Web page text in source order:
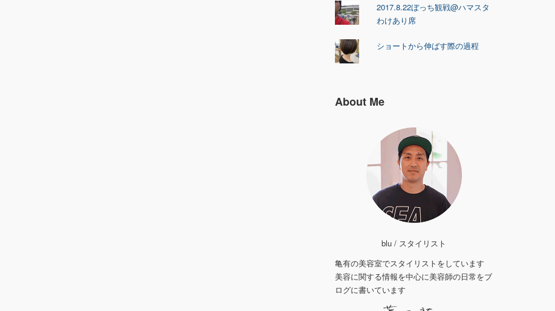
2017.8.22ぼっち観戦@ハマスタ
わけあり席
ショートから伸ばす際の過程
About Me
blu / スタイリスト
亀有の美容室でスタイリストをしています
美容に関する情報を中心に美容師の日常をブ
ログに書いています